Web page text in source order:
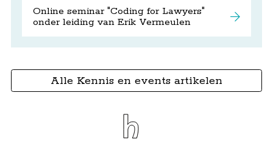
Online seminar "Coding for Lawyers"
onder leiding van Erik Vermeulen
Alle Kennis en events artikelen